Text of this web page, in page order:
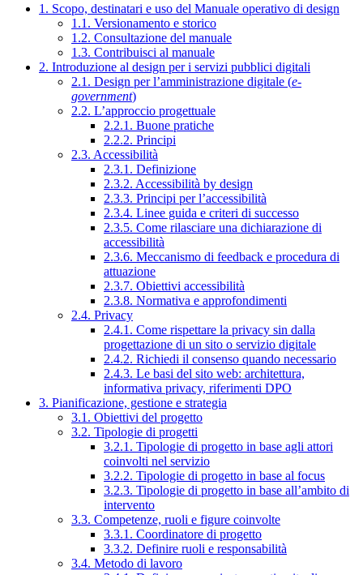
1. Scopo, destinatari e uso del Manuale operativo di design
1.1. Versionamento e storico
1.2. Consultazione del manuale
1.3. Contribuisci al manuale
2. Introduzione al design per i servizi pubblici digitali
2.1. Design per l’amministrazione digitale (e-
government)
2.2. L’approccio progettuale
2.2.1. Buone pratiche
2.2.2. Principi
2.3. Accessibilità
2.3.1. Definizione
2.3.2. Accessibilità by design
2.3.3. Principi per l’accessibilità
2.3.4. Linee guida e criteri di successo
2.3.5. Come rilasciare una dichiarazione di
accessibilità
2.3.6. Meccanismo di feedback e procedura di
attuazione
2.3.7. Obiettivi accessibilità
2.3.8. Normativa e approfondimenti
2.4. Privacy
2.4.1. Come rispettare la privacy sin dalla
progettazione di un sito o servizio digitale
2.4.2. Richiedi il consenso quando necessario
2.4.3. Le basi del sito web: architettura,
informativa privacy, riferimenti DPO
3. Pianificazione, gestione e strategia
3.1. Obiettivi del progetto
3.2. Tipologie di progetti
3.2.1. Tipologie di progetto in base agli attori
coinvolti nel servizio
3.2.2. Tipologie di progetto in base al focus
3.2.3. Tipologie di progetto in base all’ambito di
intervento
3.3. Competenze, ruoli e figure coinvolte
3.3.1. Coordinatore di progetto
3.3.2. Definire ruoli e responsabilità
3.4. Metodo di lavoro